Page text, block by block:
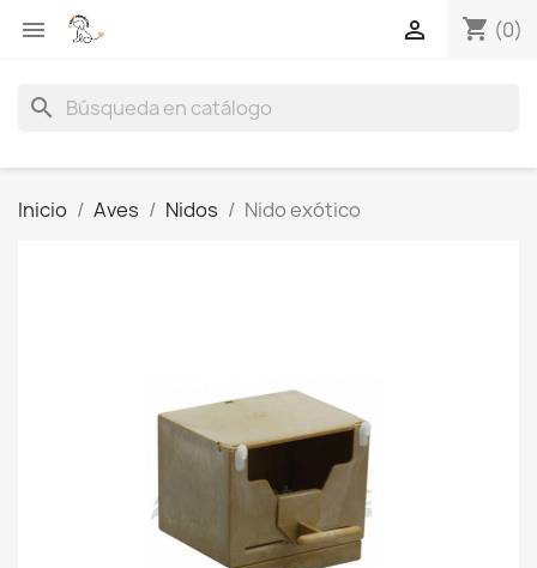
 shopping_cart (0)

search
Inicio Aves Nidos Nido exótico